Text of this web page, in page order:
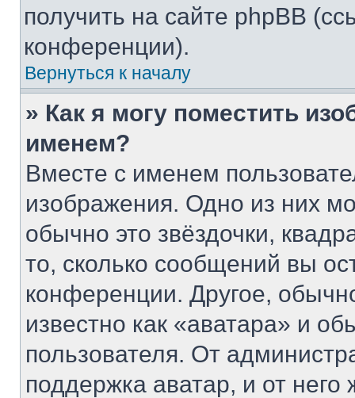
получить на сайте phpBB
конференции).
Вернуться к началу
» Как я могу поместить
именем?
Вместе с именем
изображения. Одно из них
обычно это звёздочки,
то, сколько сообщений вы
конференции. Другое,
известно как «аватара» и
пользователя. От
поддержка аватар, и от него